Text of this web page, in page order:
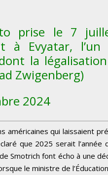
prise le 7
à Evyatar, l’un
la
Zwigenberg)
2024
américaines qui laissaient
que 2025 serait l’année
Smotrich font écho à une
le ministre de